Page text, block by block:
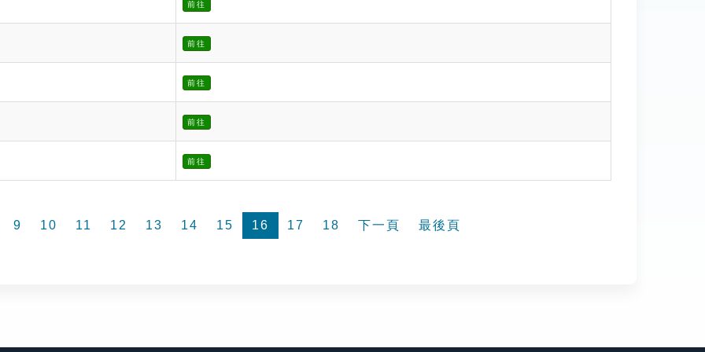
前往
前往
前往
前往
前往
9 10 11 12 13 14 15 16 17 18 下一頁 最後頁